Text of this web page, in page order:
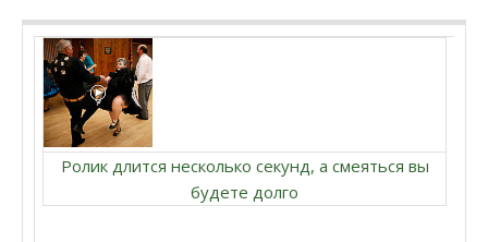
Ролик длится несколько секунд, а смеяться вы
будете долго